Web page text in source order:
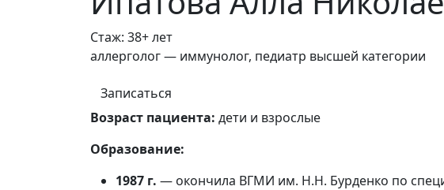
Стаж: 38+ лет
аллерголог — иммунолог, педиатр высшей категории
Записаться
Возраст пациента: дети и взрослые
Образование:
1987 г. — окончила ВГМИ им. Н.Н. Бурденко по